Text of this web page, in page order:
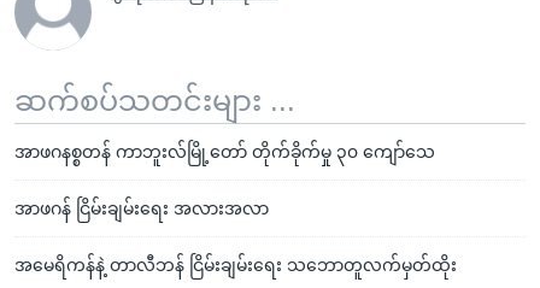
ဆက်စပ်သတင်းများ ...
အာဖဂနစ္စတန် ကာဘူးလ်မြို့တော် တိုက်ခိုက်မှု ၃၀ ကျော်သေ
အာဖဂန် ငြိမ်းချမ်းရေး အလားအလာ
အမေရိကန်နဲ့ တာလီဘန် ငြိမ်းချမ်းရေး သဘောတူလက်မှတ်ထိုး